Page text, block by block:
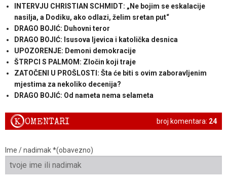
INTERVJU CHRISTIAN SCHMIDT: „Ne bojim se eskalacije
nasilja, a Dodiku, ako odlazi, želim sretan put“
DRAGO BOJIĆ: Duhovni teror
DRAGO BOJIĆ: ​Isusova ljevica i katolička desnica
UPOZORENJE: Demoni demokracije
ŠTRPCI S PALMOM: Zločin koji traje
ZATOČENI U PROŠLOSTI: Šta će biti s ovim zaboravljenim
mjestima za nekoliko decenija?
DRAGO BOJIĆ: ​Od nameta nema selameta
broj komentara: 24
KOMENTARI
Ime / nadimak *(obavezno)